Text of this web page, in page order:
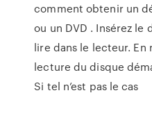
comment obtenir un
ou un DVD . Insérez le
lire dans le lecteur. En
lecture du disque
Si tel n’est pas le cas